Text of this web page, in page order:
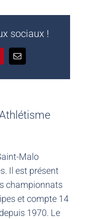
sociaux !
Email
Malo
Il est présent
championnats
et compte 14
1970. Le